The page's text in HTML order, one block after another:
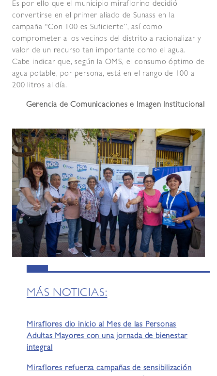
Es por ello que el municipio miraflorino decidió
convertirse en el primer aliado de Sunass en la
campaña “Con 100 es Suficiente”, así como
comprometer a los vecinos del distrito a racionalizar y
valor de un recurso tan importante como el agua.
Cabe indicar que, según la OMS, el consumo óptimo de
agua potable, por persona, está en el rango de 100 a
200 litros al día.
Gerencia de Comunicaciones e Imagen Institucional
MÁS NOTICIAS:
Miraflores dio inicio al Mes de las Personas
Adultas Mayores con una jornada de bienestar
integral
Miraflores refuerza campañas de sensibilización